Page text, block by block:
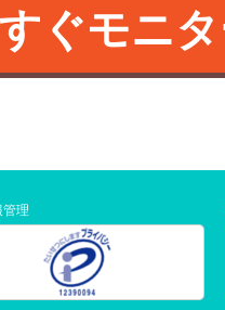
ぐモニタ
理